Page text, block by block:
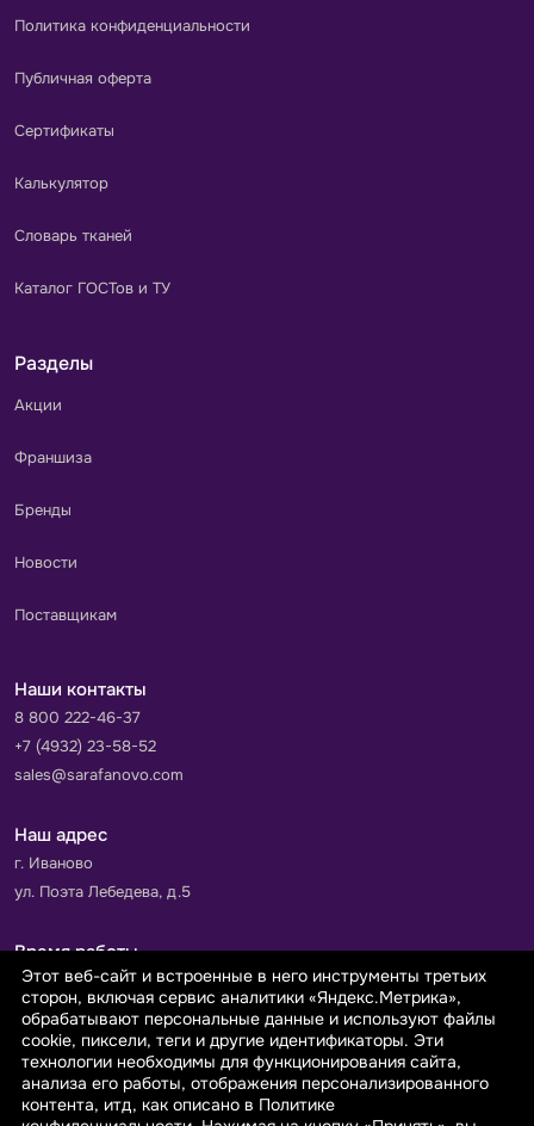
Политика конфиденциальности
Публичная оферта
Сертификаты
Калькулятор
Словарь тканей
Каталог ГОСТов и ТУ
Разделы
Акции
Франшиза
Бренды
Новости
Поставщикам
Наши контакты
8 800 222-46-37
+7 (4932) 23-58-52
sales@sarafanovo.com
Наш адрес
г. Иваново
ул. Поэта Лебедева, д.5
Время работы
Пн-Пт с 9.00 до 18.00
Сб-Вс: выходной
Принимаем к оплате
Этот веб-сайт и встроенные в него инструменты третьих
сторон, включая сервис аналитики «Яндекс.Метрика»,
обрабатывают персональные данные и используют файлы
cookie, пиксели, теги и другие идентификаторы. Эти
технологии необходимы для функционирования сайта,
анализа его работы, отображения персонализированного
контента, итд, как описано в Политике